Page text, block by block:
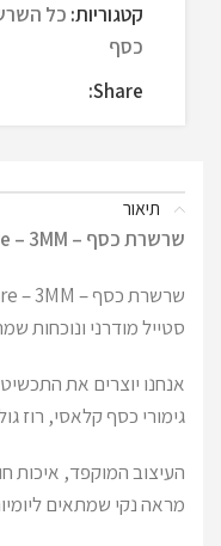
קטגוריות: כל
כסף
Share:
תיאור
שרשרת כסף – Barely There – 3MM מבית UDIA Jewelry
סטייל מודרני ונוכחות
גימורי כסף קלאסי, רוז
העיצוב המוקפד, איכות
מראה נקי שמתאים